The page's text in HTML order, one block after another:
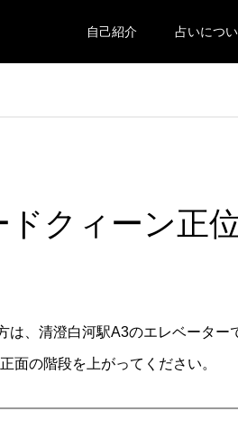
自己紹介 占いにつ
クィーン正
、清澄白河駅A3のエレベーター
面の階段を上がってください。